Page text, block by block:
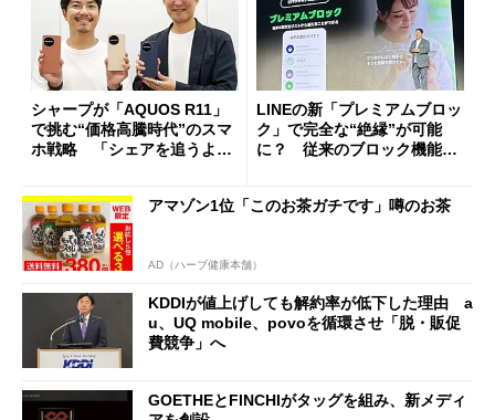
シャープが「AQUOS R11」
で挑む“価格高騰時代”のスマ
ホ戦略 「シェアを追うより
LINEの新「プレミアムブロッ
ク」で完全な“絶縁”が可能
に？ 従来のブロック機能と
アマゾン1位「このお茶ガチです」噂のお茶
AD（ハーブ健康本舗）
KDDIが値上げしても解約率が低下した理由 a
u、UQ mobile、povoを循環させ「脱・販促
費競争」へ
GOETHEとFINCHIがタッグを組み、新メディ